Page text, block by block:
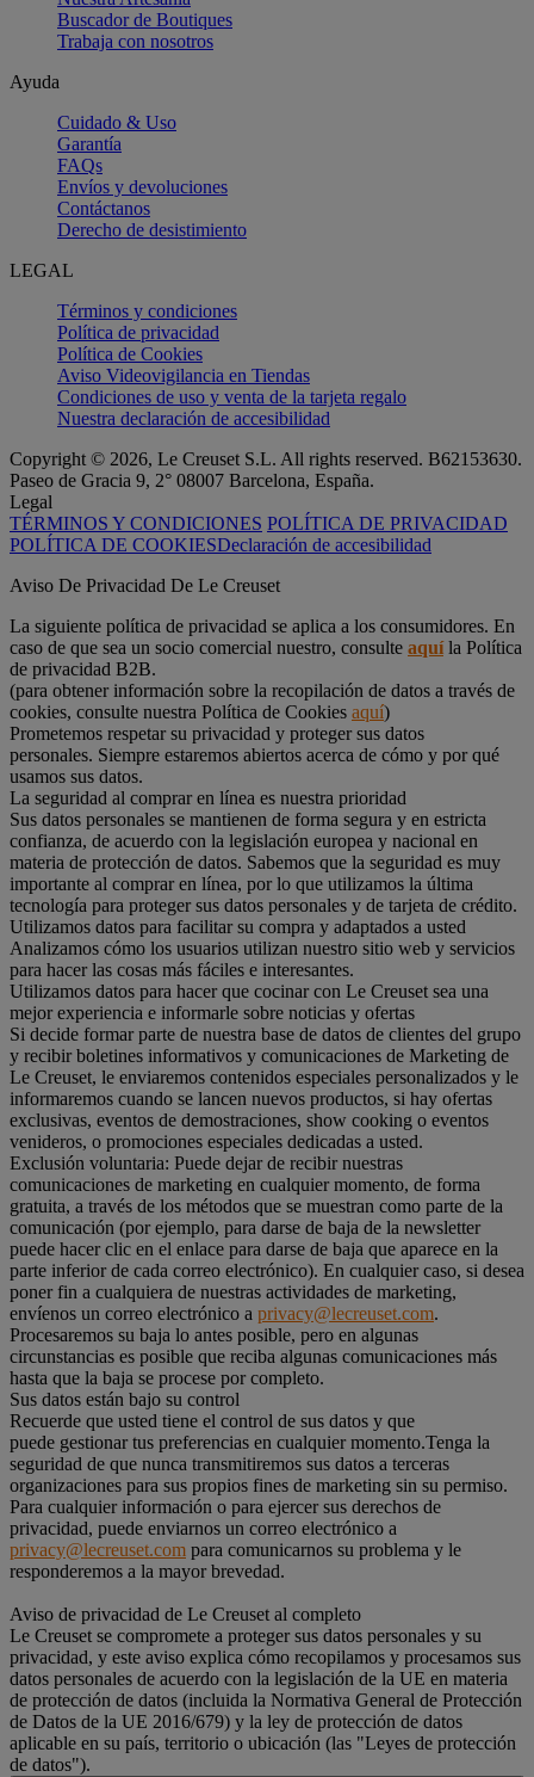
Buscador de Boutiques
Trabaja con nosotros
Ayuda
Cuidado & Uso
Garantía
FAQs
Envíos y devoluciones
Contáctanos
Derecho de desistimiento
LEGAL
Términos y condiciones
Política de privacidad
Política de Cookies
Aviso Videovigilancia en Tiendas
Condiciones de uso y venta de la tarjeta regalo
Nuestra declaración de accesibilidad
Copyright © 2026, Le Creuset S.L. All rights reserved. B62153630.
Paseo de Gracia 9, 2° 08007 Barcelona, España.
Legal
TÉRMINOS Y CONDICIONES POLÍTICA DE PRIVACIDAD
POLÍTICA DE COOKIESDeclaración de accesibilidad
Aviso De Privacidad De Le Creuset
La siguiente política de privacidad se aplica a los consumidores. En
caso de que sea un socio comercial nuestro, consulte aquíla Política
de privacidad B2B.
(para obtener información sobre la recopilación de datos a través de
cookies, consulte nuestra Política de Cookies aquí)
Prometemos respetar su privacidad y proteger sus datos
personales. Siempre estaremos abiertos acerca de cómo y por qué
usamos sus datos.
La seguridad al comprar en línea es nuestra prioridad
Sus datos personales se mantienen de forma segura y en estricta
confianza, de acuerdo con la legislación europea y nacional en
materia de protección de datos. Sabemos que la seguridad es muy
importante al comprar en línea, por lo que utilizamos la última
tecnología para proteger sus datos personales y de tarjeta de crédito.
Utilizamos datos para facilitar su compra y adaptados a usted
Analizamos cómo los usuarios utilizan nuestro sitio web y servicios
para hacer las cosas más fáciles e interesantes.
Utilizamos datos para hacer que cocinar con Le Creuset sea una
mejor experiencia e informarle sobre noticias y ofertas
Si decide formar parte de nuestra base de datos de clientes del grupo
y recibir boletines informativos y comunicaciones de Marketing de
Le Creuset, le enviaremos contenidos especiales personalizados y le
informaremos cuando se lancen nuevos productos, si hay ofertas
exclusivas, eventos de demostraciones, show cooking o eventos
venideros, o promociones especiales dedicadas a usted.
Exclusión voluntaria: Puede dejar de recibir nuestras
comunicaciones de marketing en cualquier momento, de forma
gratuita, a través de los métodos que se muestran como parte de la
comunicación (por ejemplo, para darse de baja de la newsletter
puede hacer clic en el enlace para darse de baja que aparece en la
parte inferior de cada correo electrónico). En cualquier caso, si desea
poner fin a cualquiera de nuestras actividades de marketing,
envíenos un correo electrónico a privacy@lecreuset.com.
Procesaremos su baja lo antes posible, pero en algunas
circunstancias es posible que reciba algunas comunicaciones más
hasta que la baja se procese por completo.
Sus datos están bajo su control
Recuerde que usted tiene el control de sus datos y que
puede gestionar tus preferencias en cualquier momento.Tenga la
seguridad de que nunca transmitiremos sus datos a terceras
organizaciones para sus propios fines de marketing sin su permiso.
Para cualquier información o para ejercer sus derechos de
privacidad, puede enviarnos un correo electrónico a
privacy@lecreuset.com para comunicarnos su problema y le
responderemos a la mayor brevedad.
Aviso de privacidad de Le Creuset al completo
Le Creuset se compromete a proteger sus datos personales y su
privacidad, y este aviso explica cómo recopilamos y procesamos sus
datos personales de acuerdo con la legislación de la UE en materia
de protección de datos (incluida la Normativa General de Protección
de Datos de la UE 2016/679) y la ley de protección de datos
aplicable en su país, territorio o ubicación (las "Leyes de protección
de datos").